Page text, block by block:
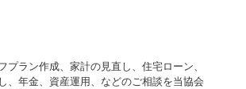
プラン作成、家計の見直し、住宅ローン、
、年金、資産運用、などのご相談を当協会